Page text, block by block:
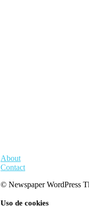
About
Contact
© Newspaper WordPress
Uso de cookies